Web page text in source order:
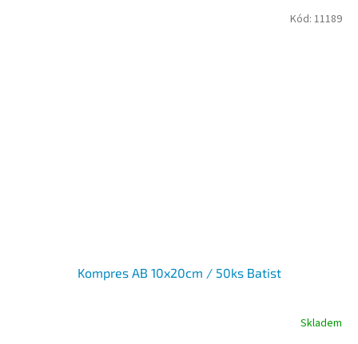
Kompres AB 10x20cm / 50ks Batist
Skladem
Kód: 11189